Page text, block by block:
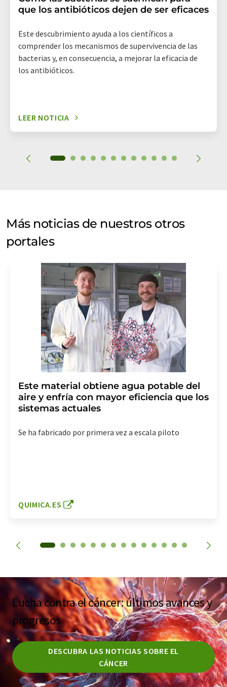
que los antibióticos dejen de ser eficaces
Este descubrimiento ayuda a los científicos a
comprender los mecanismos de supervivencia de las
bacterias y, en consecuencia, a mejorar la eficacia de
los antibióticos.
LEER NOTICIA
Más noticias de nuestros otros
portales
Este material obtiene agua potable del
aire y enfría con mayor eficiencia que los
sistemas actuales
Se ha fabricado por primera vez a escala piloto
QUIMICA.ES
Lucha contra el cáncer: últimos avances y
progresos
DESCUBRA LAS NOTICIAS SOBRE EL
CÁNCER